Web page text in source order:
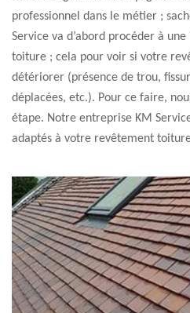
professionnel dans le métier ;
Service va d’abord procéder à
toiture ; cela pour voir si votre
détériorer (présence de trou,
déplacées, etc.). Pour ce faire,
étape. Notre entreprise KM
adaptés à votre revêtement